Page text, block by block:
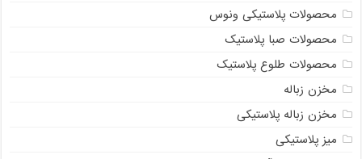
محصولات پلاستیکی ونوس
محصولات صبا پلاستیک
محصولات طلوع پلاستیک
مخزن زباله
مخزن زباله پلاستیکی
میز پلاستیکی